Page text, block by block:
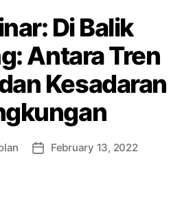
Di Balik
Antara Tren
Kesadaran
February 13, 2022